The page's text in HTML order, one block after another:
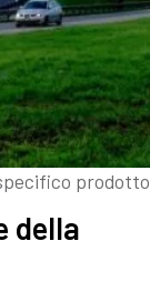
prodotto
della